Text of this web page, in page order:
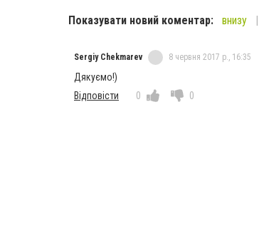
Показувати новий коментар: внизу
Sergiy Chekmarev 8 червня 2017 р., 16:35
Дякуємо!)
Відповісти
0 0